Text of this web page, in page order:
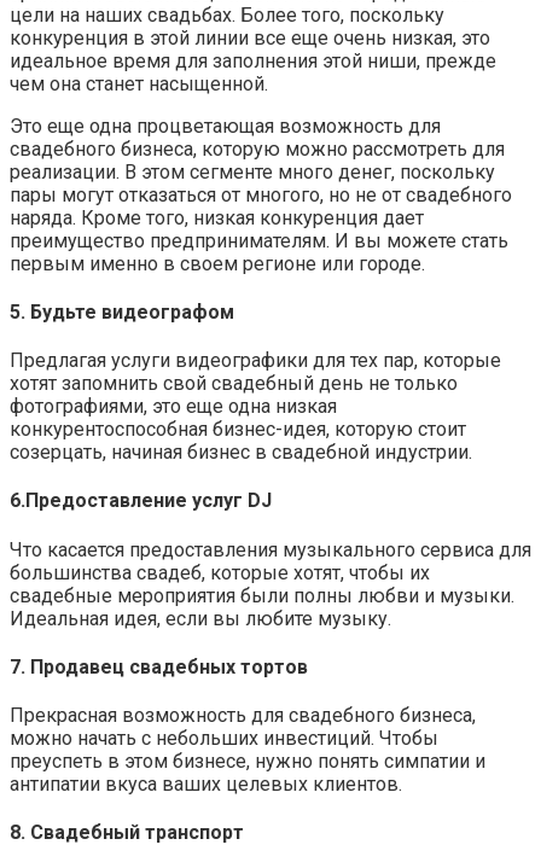
цели на наших свадьбах. Более того, поскольку
конкуренция в этой линии все еще очень низкая, это
идеальное время для заполнения этой ниши, прежде
чем она станет насыщенной.
Это еще одна процветающая возможность для
свадебного бизнеса, которую можно рассмотреть для
реализации. В этом сегменте много денег, поскольку
пары могут отказаться от многого, но не от свадебного
наряда. Кроме того, низкая конкуренция дает
преимущество предпринимателям. И вы можете стать
первым именно в своем регионе или городе.
5. Будьте видеографом
Предлагая услуги видеографики для тех пар, которые
хотят запомнить свой свадебный день не только
фотографиями, это еще одна низкая
конкурентоспособная бизнес-идея, которую стоит
созерцать, начиная бизнес в свадебной индустрии.
6.Предоставление услуг DJ
Что касается предоставления музыкального сервиса для
большинства свадеб, которые хотят, чтобы их
свадебные мероприятия были полны любви и музыки.
Идеальная идея, если вы любите музыку.
7. Продавец свадебных тортов
Прекрасная возможность для свадебного бизнеса,
можно начать с небольших инвестиций. Чтобы
преуспеть в этом бизнесе, нужно понять симпатии и
антипатии вкуса ваших целевых клиентов.
8. Свадебный транспорт